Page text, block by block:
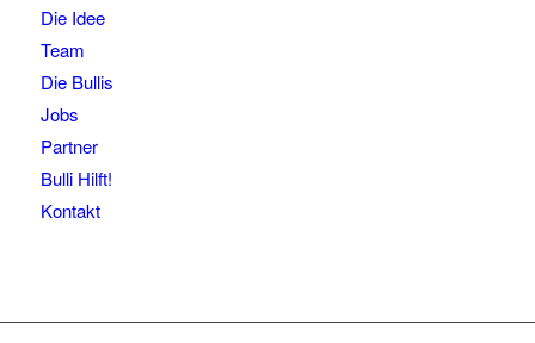
Die Idee
Team
Die Bullis
Jobs
Partner
Bulli Hilft!
Kontakt